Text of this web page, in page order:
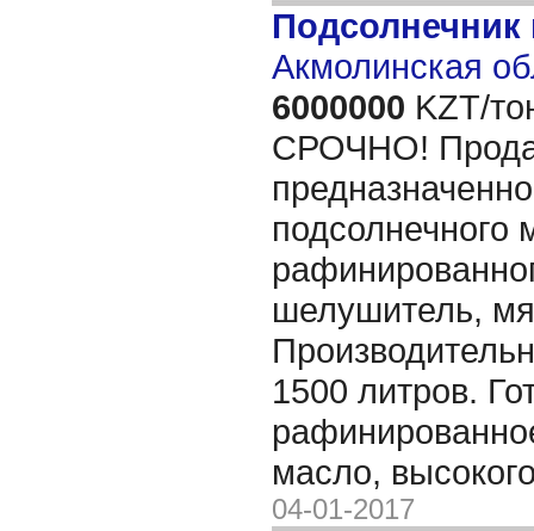
Акмолинская
6000000 KZT/
СРОЧНО!
подсолнечного
шелушитель,
1500 литров.
масло,
04-01-2017